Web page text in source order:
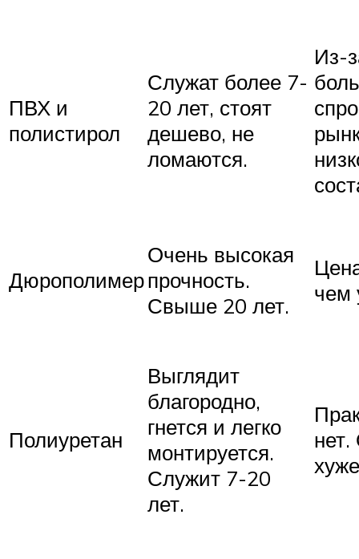
ПВХ и
полистирол
Служат более 7-
20 лет, стоят
дешево, не
ломаются.
Из-
Дюрополимер
Очень высокая
прочность.
Свыше 20 лет.
чем
Полиуретан
Выглядит
благородно,
гнется и легко
монтируется.
Служит 7-20
лет.